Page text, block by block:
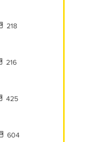
218
216
425
604